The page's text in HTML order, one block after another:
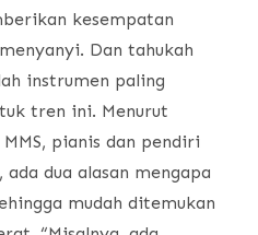
kesempatan
Dan tahukah
instrumen paling
tren ini. Menurut
pianis dan pendiri
dua alasan mengapa
mudah ditemukan